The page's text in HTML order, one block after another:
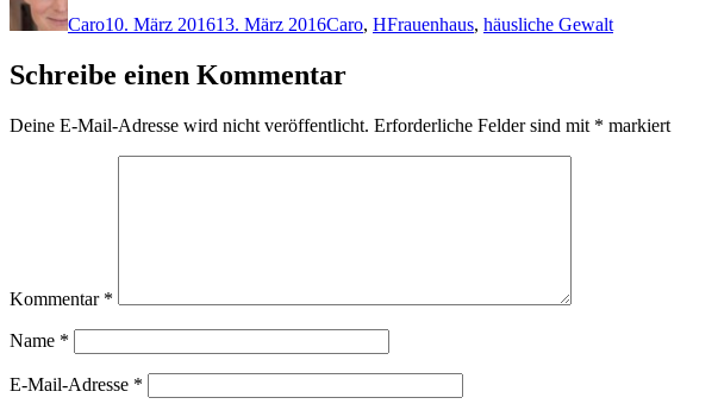
Caro10. März 201613. März 2016Caro, HFrauenhaus, häusliche Gewalt
Schreibe einen Kommentar
Deine E-Mail-Adresse wird nicht veröffentlicht. Erforderliche Felder sind mit * markiert
Kommentar *
Name *
E-Mail-Adresse *